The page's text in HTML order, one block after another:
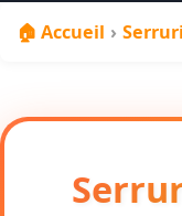
🏠 Accueil ›